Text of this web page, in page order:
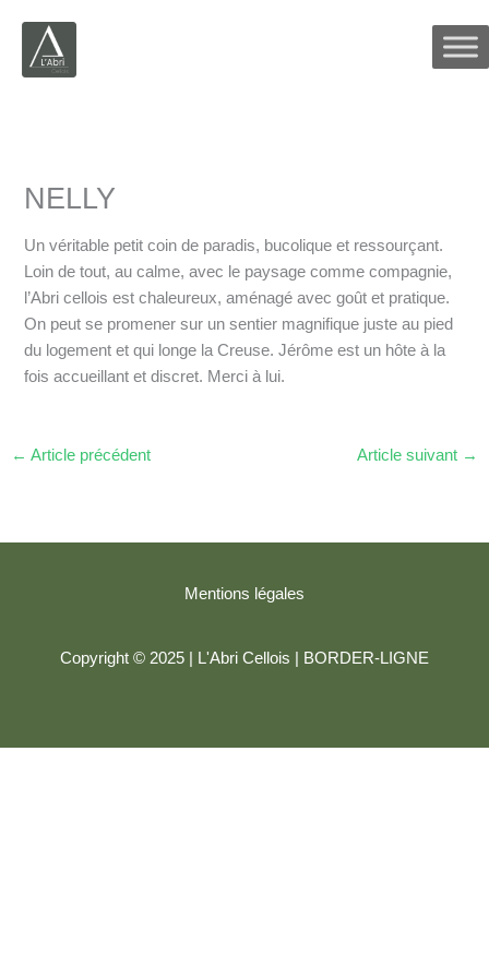
contenu
NELLY
Un véritable petit coin de paradis, bucolique et ressourçant.
Loin de tout, au calme, avec le paysage comme compagnie,
l’Abri cellois est chaleureux, aménagé avec goût et pratique.
On peut se promener sur un sentier magnifique juste au pied
du logement et qui longe la Creuse. Jérôme est un hôte à la
fois accueillant et discret. Merci à lui.
← Article précédent Article suivant →
Mentions légales
Copyright © 2025 | L'Abri Cellois | BORDER-LIGNE